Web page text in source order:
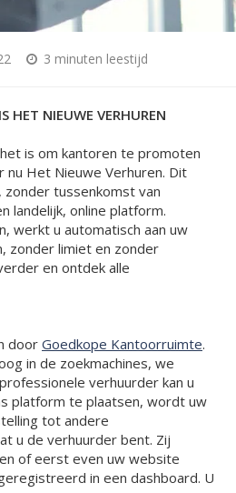
3 minuten leestijd
HET NIEUWE VERHUREN
is om kantoren te promoten
nu Het Nieuwe Verhuren. Dit
tussenkomst van
landelijk, online platform.
werkt u automatisch aan uw
zonder limiet en zonder
en ontdek alle
door Goedkope Kantoorruimte.
in de zoekmachines, we
verhuurder kan u
platform te plaatsen, wordt uw
tot andere
u de verhuurder bent. Zij
of eerst even uw website
in een dashboard. U